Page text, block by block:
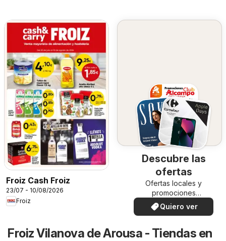
Froiz Cash Froiz
23/07 - 10/08/2026
Froiz
Descubre las
ofertas
Ofertas locales y
promociones
especiales.
Quiero ver
Froiz Vilanova de Arousa - Tiendas en